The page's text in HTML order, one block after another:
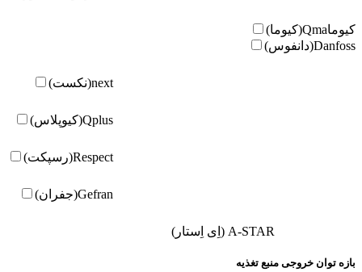
کیوماQma(کیوما)
Danfoss(دانفوس)
next(نکست)
Qplus(کیوپلاس)
Respect(رسپکت)
Gefran(جفران)
A-STAR (اِی اِستار)
بازه توان خروجی منبع تغذیه